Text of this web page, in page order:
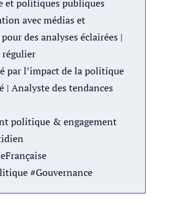
et politiques publiques
avec médias et
des analyses éclairées |
par l’impact de la politique
| Analyste des tendances
politique & engagement
#Gouvernance